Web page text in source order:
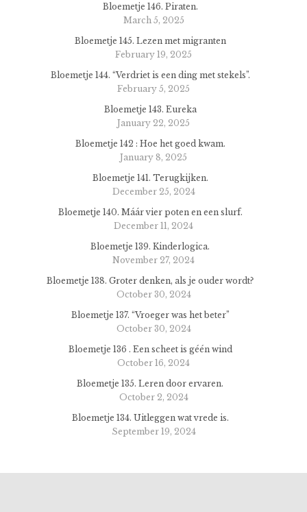
Bloemetje 146. Piraten.
March 5, 2025
Bloemetje 145. Lezen met migranten
February 19, 2025
Bloemetje 144. “Verdriet is een ding met stekels”.
February 5, 2025
Bloemetje 143. Eureka
January 22, 2025
Bloemetje 142 : Hoe het goed kwam.
January 8, 2025
Bloemetje 141. Terugkijken.
December 25, 2024
Bloemetje 140. Máár vier poten en een slurf.
December 11, 2024
Bloemetje 139. Kinderlogica.
November 27, 2024
Bloemetje 138. Groter denken, als je ouder wordt?
October 30, 2024
Bloemetje 137. “Vroeger was het beter”
October 30, 2024
Bloemetje 136 . Een scheet is géén wind
October 16, 2024
Bloemetje 135. Leren door ervaren.
October 2, 2024
Bloemetje 134. Uitleggen wat vrede is.
September 19, 2024